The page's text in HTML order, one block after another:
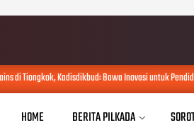
Tiongkok, Kadisdikbud: Bawa Inovasi untuk
HOME BERITA PILKADA